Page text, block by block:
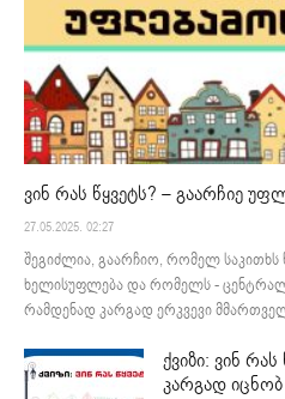
ვინ რას წყვეტს? – გაარჩიე
27.05.2025. 02:27
შეგიძლია, გაარჩიო, რომელ
ხელისუფლება და რომელს -
რამდენად კარგად ერკვევი
ქვიზი: ვინ
კარგად